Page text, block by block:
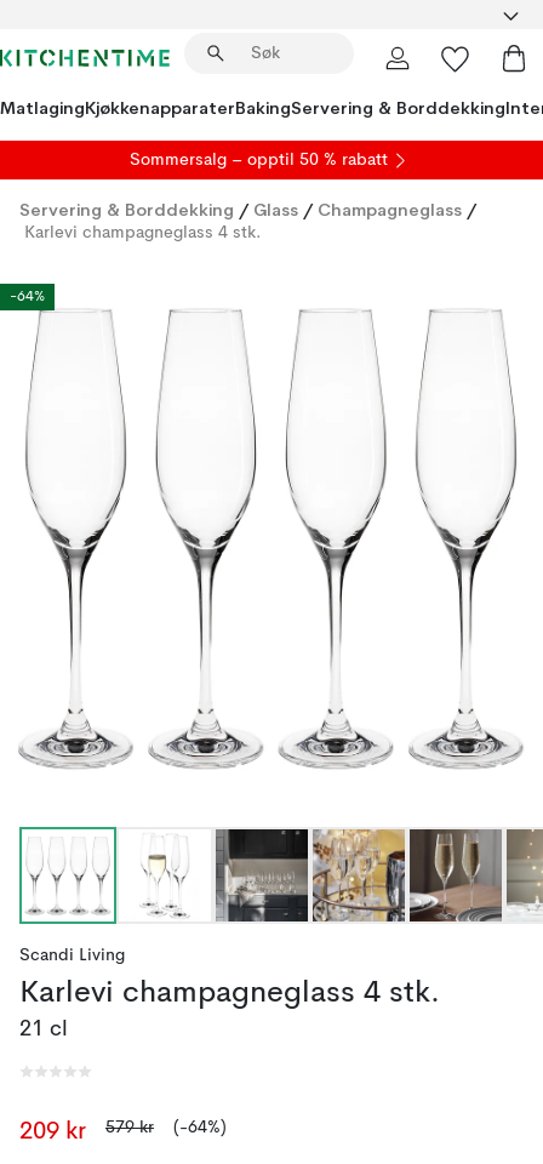
MatlagingKjøkkenapparaterBakingServering & Borddekking
Sommersalg – opptil 50 % rabatt
Servering & Borddekking / Glass / Champagneglass /
Karlevi champagneglass 4 stk.
-64%
Scandi Living
Karlevi champagneglass 4 stk.
21 cl
209 kr 579 kr (-64%)